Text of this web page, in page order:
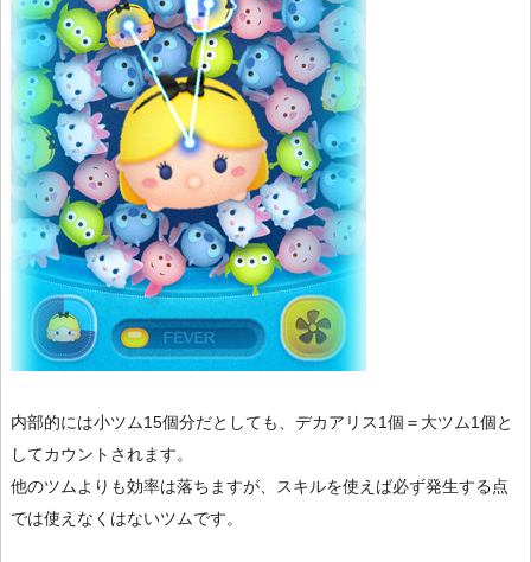
内部的には小ツム15個分だとしても、デカアリス1個＝大ツム1個と
してカウントされます。
他のツムよりも効率は落ちますが、スキルを使えば必ず発生する点
では使えなくはないツムです。